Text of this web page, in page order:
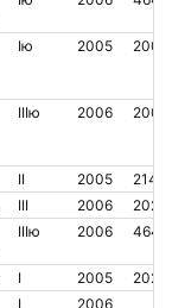
Iю 2005
IIIю 2006
II 2005
III 2006
IIIю 2006
I 2005
I 2006